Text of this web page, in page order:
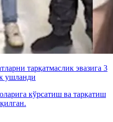
тарқатмаслик эвазига 3
ушланди
кўрсатиш ва тарқатиш